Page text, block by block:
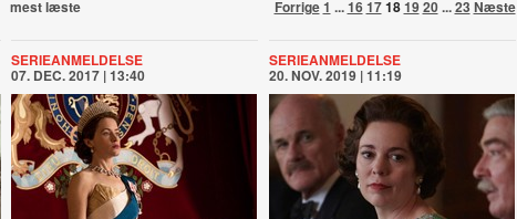
Forrige1 ...1617181920...23 Næste
mest læste
SERIEANMELDELSE
07. DEC. 2017 | 13:40
SERIEANMELDELSE
20. NOV. 2019 | 11:19